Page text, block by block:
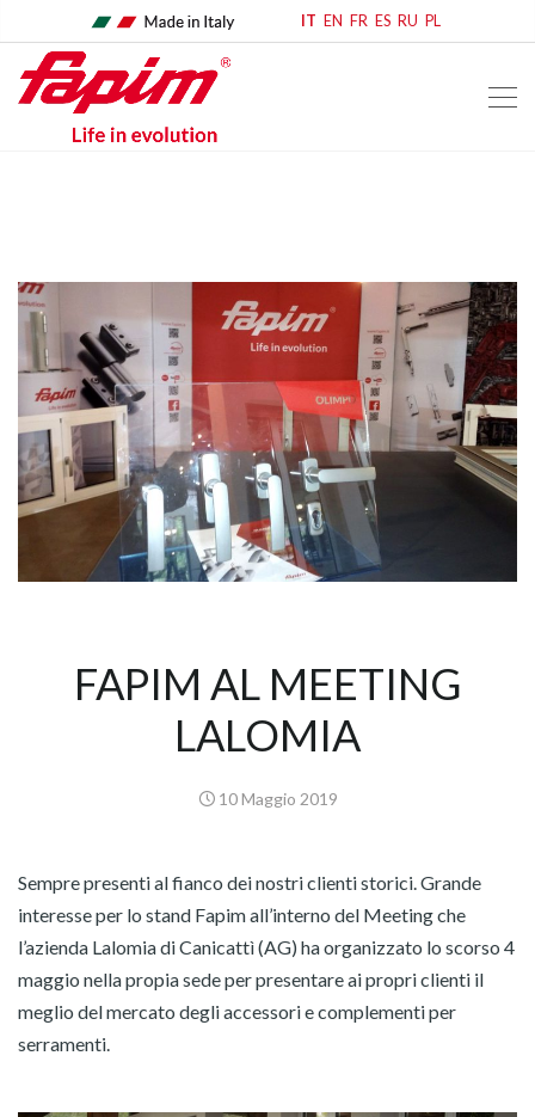
IT EN FR ES RU PL
FAPIM AL MEETING
LALOMIA
10 Maggio 2019
Sempre presenti al fianco dei nostri clienti storici. Grande
interesse per lo stand Fapim all’interno del Meeting che
l’azienda Lalomia di Canicattì (AG) ha organizzato lo scorso 4
maggio nella propia sede per presentare ai propri clienti il
meglio del mercato degli accessori e complementi per
serramenti.